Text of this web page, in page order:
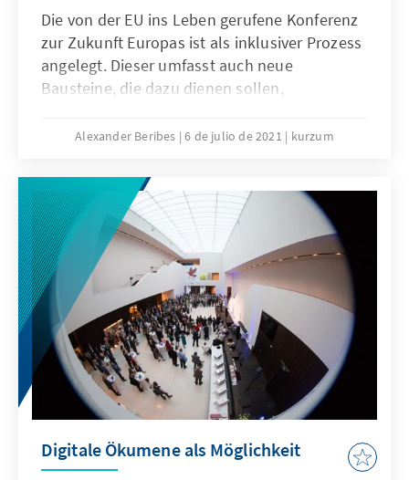
Die von der EU ins Leben gerufene Konferenz
zur Zukunft Europas ist als inklusiver Prozess
angelegt. Dieser umfasst auch neue
Bausteine, die dazu dienen sollen,
EU in die Diskussion zur Zukunft Europas
Europäischen Kommission, des Europäischen
Parlaments und des Rates der Europäischen
Union über den Umgang mit den Ergebnissen
entscheiden werden, entspricht den
Grundsätzen der repräsentativen Demokratie.
Alexander Beribes 6 de julio de 2021 kurzum
Digitale Ökumene als Möglichkeit